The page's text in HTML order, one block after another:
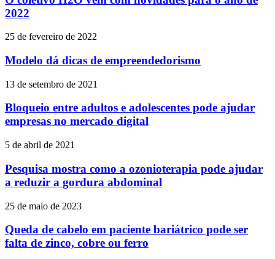
2022
25 de fevereiro de 2022
Modelo dá dicas de empreendedorismo
13 de setembro de 2021
Bloqueio entre adultos e adolescentes pode ajudar
empresas no mercado digital
5 de abril de 2021
Pesquisa mostra como a ozonioterapia pode ajudar
a reduzir a gordura abdominal
25 de maio de 2023
Queda de cabelo em paciente bariátrico pode ser
falta de zinco, cobre ou ferro